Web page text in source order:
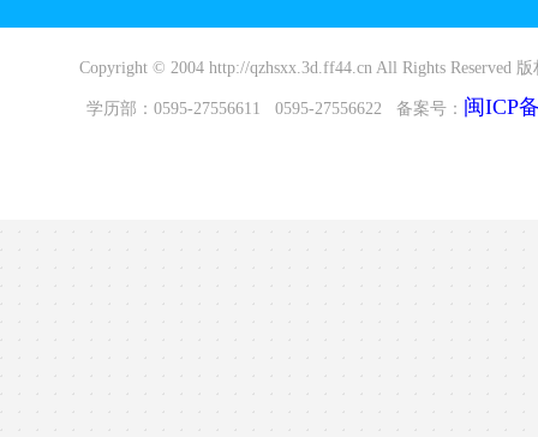
Copyright © 2004 http://qzhsxx.3d.ff44.cn All Rights Reserved
学历部：0595-27556611 0595-27556622 备案号： 闽ICP